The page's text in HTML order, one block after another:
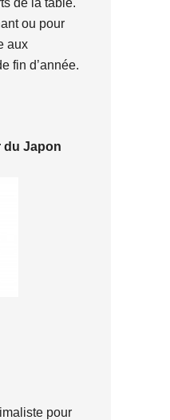
de la table.
ou pour
aux
fin d’année.
du Japon
pour